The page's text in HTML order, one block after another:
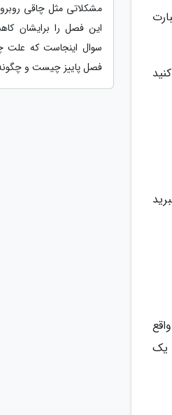
یک
مشکلاتی مثل چاقی
این فصل را برایشان
سوال اینجاست که علت
فصل پاییز چیست و